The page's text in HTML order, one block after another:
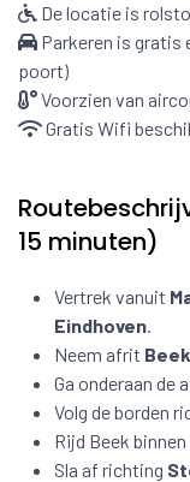
De locatie is
Parkeren is gratis
poort)
Voorzien van
Gratis Wifi
15 minuten)
Vertrek vanuit
Eindhoven.
Neem afrit
Ga onderaan de
Volg de borden
Rijd Beek
Sla af richting